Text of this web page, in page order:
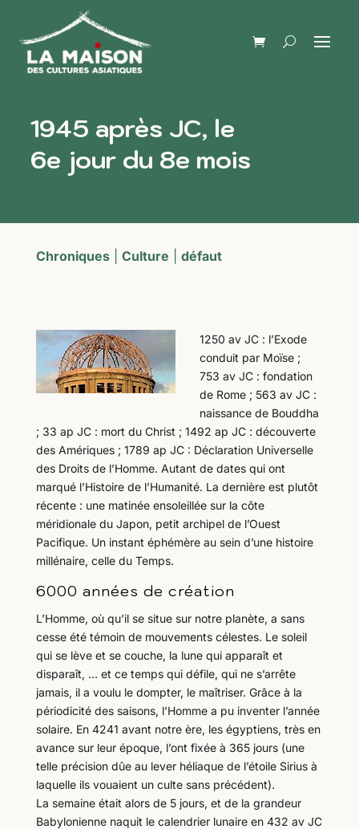
1945 après JC, le
6e jour du 8e mois
Chroniques| Culture défaut
1250 av JC : l’Exode
conduit par Moïse ;
753 av JC : fondation
de Rome ; 563 av JC :
naissance de Bouddha
; 33 ap JC : mort du Christ ; 1492 ap JC : découverte
des Amériques ; 1789 ap JC : Déclaration Universelle
des Droits de l’Homme. Autant de dates qui ont
marqué l’Histoire de l’Humanité. La dernière est plutôt
récente : une matinée ensoleillée sur la côte
méridionale du Japon, petit archipel de l’Ouest
Pacifique. Un instant éphémère au sein d’une histoire
millénaire, celle du Temps.
6000 années de création
L’Homme, où qu’il se situe sur notre planète, a sans
cesse été témoin de mouvements célestes. Le soleil
qui se lève et se couche, la lune qui apparaît et
disparaît, … et ce temps qui défile, qui ne s’arrête
jamais, il a voulu le dompter, le maîtriser. Grâce à la
périodicité des saisons, l’Homme a pu inventer l’année
solaire. En 4241 avant notre ère, les égyptiens, très en
avance sur leur époque, l’ont fixée à 365 jours (une
telle précision dûe au lever héliaque de l’étoile Sirius à
laquelle ils vouaient un culte sans précédent).
La semaine était alors de 5 jours, et de la grandeur
Babylonienne naquit le calendrier lunaire en 432 av JC